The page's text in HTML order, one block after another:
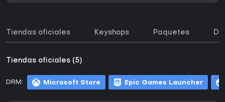
Tiendas oficiales Keyshops Paquetes
Tiendas oficiales (5)
DRM: Microsoft Store Epic Games Launcher